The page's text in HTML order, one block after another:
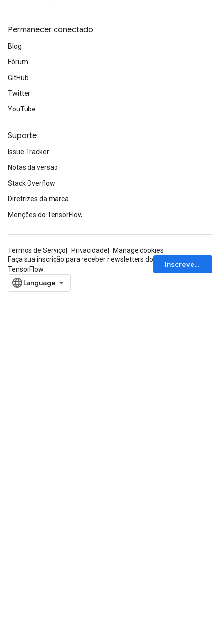
Permanecer conectado
Blog
Fórum
GitHub
Twitter
YouTube
Suporte
Issue Tracker
Notas da versão
Stack Overflow
Diretrizes da marca
Menções do TensorFlow
Termos de Serviço Privacidade
Manage cookies
Faça sua inscrição para receber newsletters do
TensorFlow
Inscrever-se